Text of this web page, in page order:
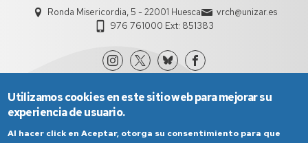
Ronda Misericordia, 5 - 22001 Huesca
vrch@unizar.es
976 761000 Ext: 851383
Utilizamos cookies en este sitio web para mejorar su
experiencia de usuario.
Al hacer click en Aceptar, otorga su consentimiento para que